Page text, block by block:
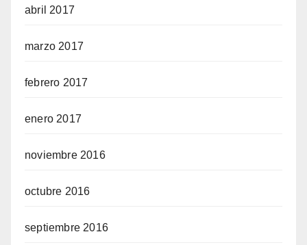
abril 2017
marzo 2017
febrero 2017
enero 2017
noviembre 2016
octubre 2016
septiembre 2016